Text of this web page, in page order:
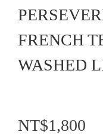
FRENCH
WASHED
NT$1,800